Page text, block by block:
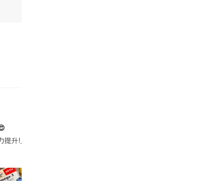
帶的行動電源機身已標示「10000mAh」，卻仍被要求當場丟
提升!｣ 長時間對住電腦､剪片寫稿,成日覺得眼睛乾澀､腦袋好似｢斷